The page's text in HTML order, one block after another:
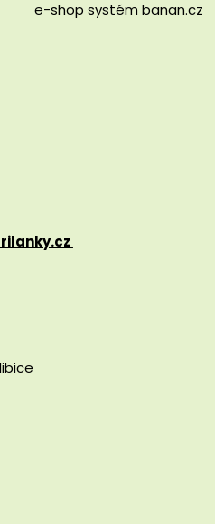
e-shop systém banan.cz